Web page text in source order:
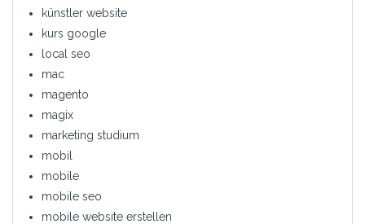
künstler website
kurs google
local seo
mac
magento
magix
marketing studium
mobil
mobile
mobile seo
mobile website erstellen